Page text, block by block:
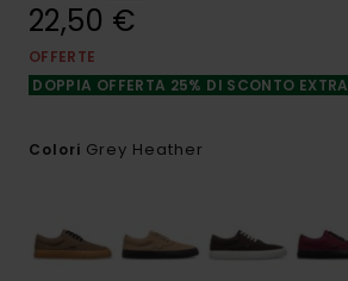
22,50 €
OFFERTE
DOPPIA OFFERTA 25% DI SCONTO EXTRA
Colori Grey Heather